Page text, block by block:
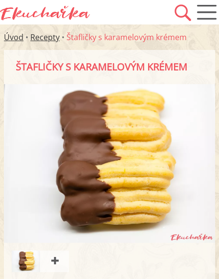
Úvod • Recepty • Štafličky s karamelovým krémem
ŠTAFLIČKY S KARAMELOVÝM KRÉMEM